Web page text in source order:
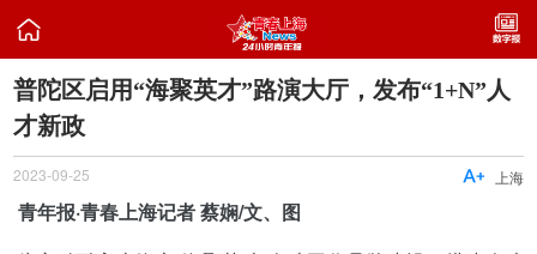

普陀区启用“海聚英才”路演大厅，发布“1+N”人
才新政
2023-09-25 上海

青年报·青春上海记者 蔡娴/文、图